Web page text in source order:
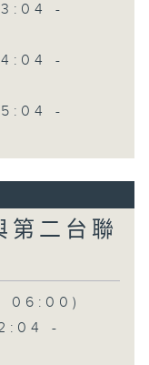
-
-
-
第二台聯
06:00)
-